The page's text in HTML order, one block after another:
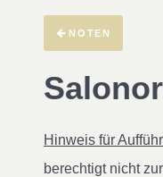
NOTEN
Hinweis für
berechtigt nicht